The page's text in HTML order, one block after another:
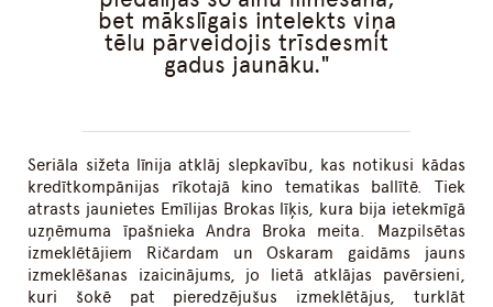
bet mākslīgais intelekts viņa
tēlu pārveidojis trīsdesmit
gadus jaunāku.
Seriāla sižeta līnija atklāj slepkavību, kas notikusi kādas
kredītkompānijas rīkotajā kino tematikas ballītē. Tiek
atrasts jaunietes Emīlijas Brokas līķis, kura bija ietekmīgā
uzņēmuma īpašnieka Andra Broka meita. Mazpilsētas
izmeklētājiem Ričardam un Oskaram gaidāms jauns
izmeklēšanas izaicinājums, jo lietā atklājas pavērsieni,
kuri šokē pat pieredzējušus izmeklētājus, turklāt